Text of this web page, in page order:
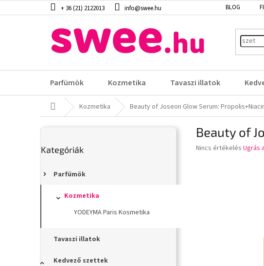
a
+ 36 (21) 2122013 info@swee.hu BLOG
Parfümök Kozmetika Tavaszi illatok
KezdőlapKozmetika Beauty of Joseon Glow Serum:
l
a
s
ó
e
átugrása
Kategóriák
Parfümök
Kozmetika
YODEYMA Paris Kosmetika
Tavaszi illatok
Kedvező szettek
Beauty of
A
Nincs értékelés Ugrás